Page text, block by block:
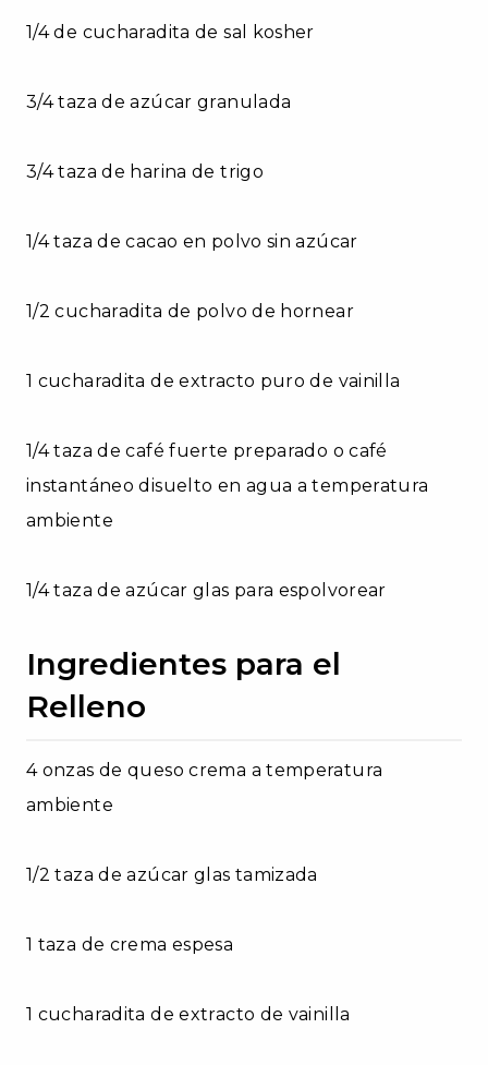
1/4 de cucharadita de sal kosher
3/4 taza de azúcar granulada
3/4 taza de harina de trigo
1/4 taza de cacao en polvo sin azúcar
1/2 cucharadita de polvo de hornear
1 cucharadita de extracto puro de vainilla
1/4 taza de café fuerte preparado o café
instantáneo disuelto en agua a temperatura
ambiente
1/4 taza de azúcar glas para espolvorear
Ingredientes para el
Relleno
4 onzas de queso crema a temperatura
ambiente
1/2 taza de azúcar glas tamizada
1 taza de crema espesa
1 cucharadita de extracto de vainilla